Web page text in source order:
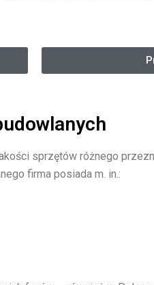
sprzętów różnego
firma posiada m. in.: